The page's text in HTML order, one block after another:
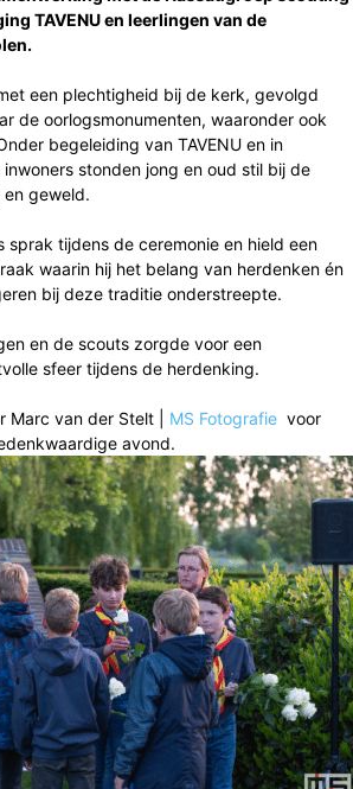
TAVENU en leerlingen van de
een plechtigheid bij de kerk, gevolgd
de oorlogsmonumenten, waaronder ook
begeleiding van TAVENU en in
stonden jong en oud stil bij de
geweld.
sprak tijdens de ceremonie en hield een
waarin hij het belang van herdenken én
bij deze traditie onderstreepte.
en de scouts zorgde voor een
sfeer tijdens de herdenking.
Marc van der Stelt | MS Fotografie voor
avond.